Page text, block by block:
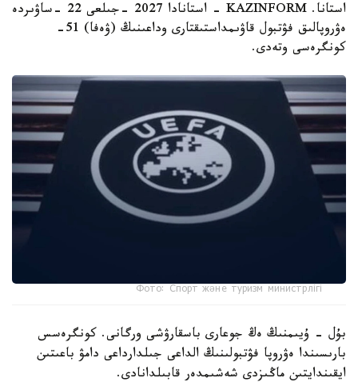
استانا. KAZINFORM - استانادا 2027 -جىلعى 22 -ساۋىردە
ەۋروپالىق فۋتبول قاۋىمداستىقتارى وداعىنىڭ (ۋەفا) 51-
كونگرەسى وتەدى.
Фото: Спорт және туризм министрлігі
بۇل - ۇيىمنىڭ ەڭ جوعارى باسقارۋشى ورگانى. كونگرەسس
بارىسىندا ەۋروپا فۋتبولىنىڭ الداعى جىلدارداعى دامۋ باعىتىن
ايقىندايتىن ماڭىزدى شەشىمدەر قابىلدانادى.